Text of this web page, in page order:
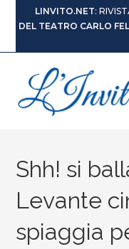
LINVITO.NET:
DEL TEATRO CARLO
Shh! si
Levante
spiaggia